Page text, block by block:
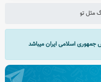
مثل تو
جمهوری اسلامی ایران میباشد